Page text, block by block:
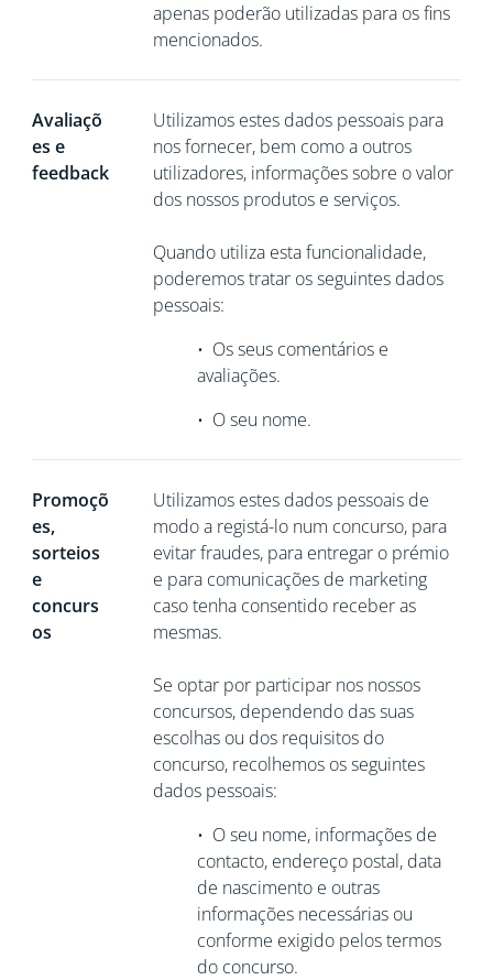
apenas poderão utilizadas para os fins
mencionados.
Avaliaçõ
es e
feedback
Utilizamos estes dados pessoais para
nos fornecer, bem como a outros
utilizadores, informações sobre o valor
dos nossos produtos e serviços.
Quando utiliza esta funcionalidade,
poderemos tratar os seguintes dados
pessoais:
• Os seus comentários e
avaliações.
• O seu nome.
Promoçõ
es,
sorteios
e
concurs
os
Utilizamos estes dados pessoais de
modo a registá-lo num concurso, para
evitar fraudes, para entregar o prémio
e para comunicações de marketing
caso tenha consentido receber as
mesmas.
Se optar por participar nos nossos
concursos, dependendo das suas
escolhas ou dos requisitos do
concurso, recolhemos os seguintes
dados pessoais:
• O seu nome, informações de
contacto, endereço postal, data
de nascimento e outras
informações necessárias ou
conforme exigido pelos termos
do concurso.